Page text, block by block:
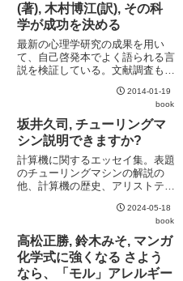
(著), 木村博江(訳), その科
学が成功を決める
最新の心理学研究の成果を用い
て、自己啓発本でよく語られる言
説を検証している。文献調査もき
かりの自己啓発本よりははるかに
2014-01-19
book
坂井久司, チューリングマ
シン説明できますか?
計算機に関するエッセイ集。表題
のチューリングマシンの解説の
他、計算機の歴史、アリストテレ
学に関する様々なトピックが並
ぶ。教養課程の情報の副読本にも
良いかもしれない。後半はWebと
情報社会の話題に飛び、焦点がぼ
や...
2024-05-18
book
高松正勝, 鈴木みそ, マンガ
化学式に強くなる さよう
なら、「モル」アレルギー